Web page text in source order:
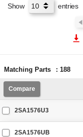
Show entries
Matching Parts : 188
Compare
2SA1576U3
2SA1576UB
Matching Parts : 188
Compare